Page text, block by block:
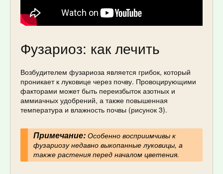
Фузариоз: как лечить
Возбудителем фузариоза является грибок, который
проникает к луковице через почву. Провоцирующими
факторами может быть переизбыток азотных и
аммиачных удобрений, а также повышенная
температура и влажность почвы (рисунок 3).
Примечание:Особенно восприимчивы к
фузариозу недавно выкопанные луковицы, а
также растения перед началом цветения.